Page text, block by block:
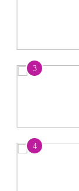
3
4